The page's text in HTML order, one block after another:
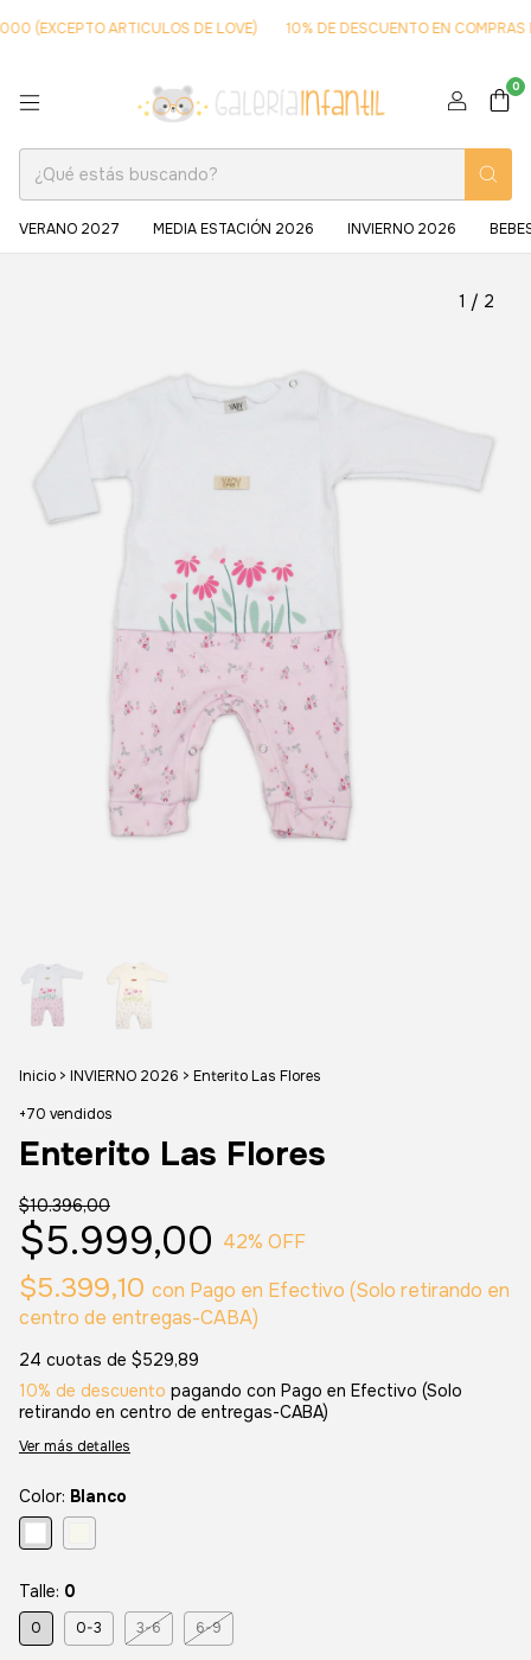
ARTICULOS DE LOVE) 10% DE DESCUENTO EN COMPRAS
0
VERANO 2027 MEDIA ESTACIÓN 2026 INVIERNO 2026
1 / 2
Inicio > INVIERNO 2026 > Enterito Las Flores
+70 vendidos
Enterito Las Flores
$10.396,00
$5.999,00 42% OFF
$5.399,10 con Pago en Efectivo (Solo retirando en
centro de entregas-CABA)
24 cuotas de $529,89
10% de descuento pagando con Pago en Efectivo (Solo
retirando en centro de entregas-CABA)
Ver más detalles
Color: Blanco
Talle: 0
0 0-3 3-6 6-9